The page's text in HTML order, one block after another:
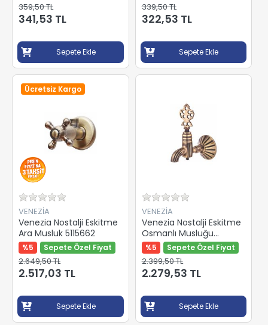
359,50 TL
341,53 TL
Sepete Ekle
339,50 TL
322,53 TL
Sepete Ekle
Ücretsiz Kargo
VENEZİA
Venezia Nostalji Eskitme
Ara Musluk 5115662
%5 Sepete Özel Fiyat
2.649,50 TL
2.517,03 TL
Sepete Ekle
VENEZİA
Venezia Nostalji Eskitme
Osmanlı Musluğu
5024949
%5 Sepete Özel Fiyat
2.399,50 TL
2.279,53 TL
Sepete Ekle